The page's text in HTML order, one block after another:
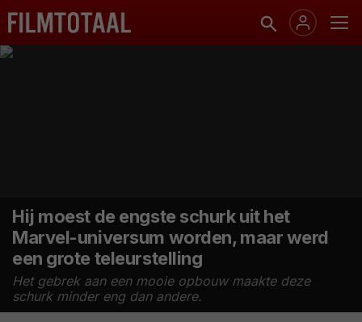
Hij moest de engste schurk uit het
Marvel-universum worden, maar werd
een grote teleurstelling
Het gebrek aan een mooie opbouw maakte deze
schurk minder eng dan andere.